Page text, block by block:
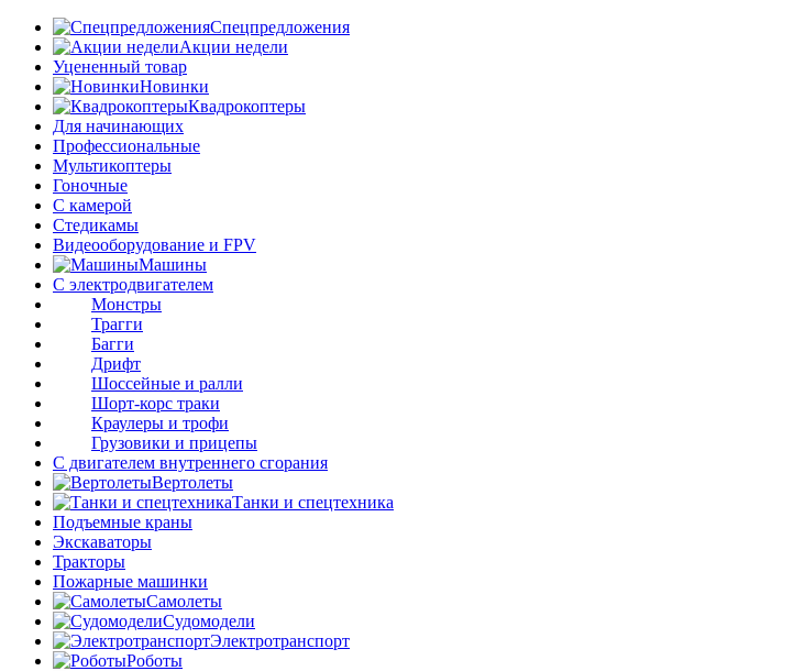
Спецпредложения
Акции недели
Уцененный товар
Новинки
Квадрокоптеры
Для начинающих
Профессиональные
Мультикоптеры
Гоночные
C камерой
Стедикамы
Видеооборудование и FPV
Машины
С электродвигателем
Монстры
Трагги
Багги
Дрифт
Шоссейные и ралли
Шорт-корс траки
Краулеры и трофи
Грузовики и прицепы
С двигателем внутреннего сгорания
Вертолеты
Танки и спецтехника
Подъемные краны
Экскаваторы
Тракторы
Пожарные машинки
Самолеты
Судомодели
Электротранспорт
Роботы